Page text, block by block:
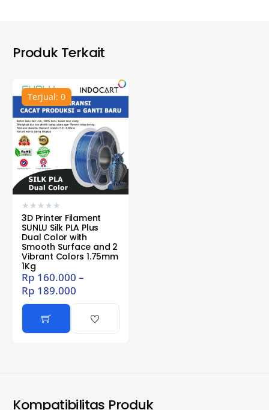
Produk Terkait
Terjual: 0
★ ★ ★ ★ ★
3D Printer Filament
SUNLU Silk PLA Plus
Dual Color with
Smooth Surface and 2
Vibrant Colors 1.75mm
1Kg
Rp 160.000 –
Rp 189.000
Kompatibilitas Produk